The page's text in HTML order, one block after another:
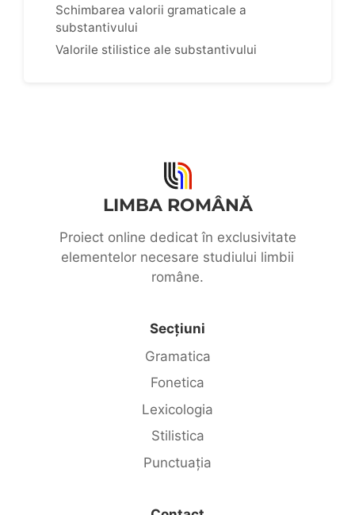
Schimbarea valorii gramaticale a
substantivului
Valorile stilistice ale substantivului
LIMBA ROMÂNĂ
Proiect online dedicat în exclusivitate
elementelor necesare studiului limbii
române.
Secțiuni
Gramatica
Fonetica
Lexicologia
Stilistica
Punctuația